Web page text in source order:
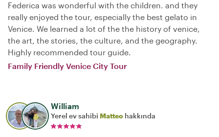
Federica was wonderful with the children. and they
really enjoyed the tour, especially the best gelato in
Venice. We learned a lot of the the history of venice,
the art, the stories, the culture, and the geography.
Highly recommended tour guide.
Family Friendly Venice City Tour
William
Yerel ev sahibi Matteo hakkında